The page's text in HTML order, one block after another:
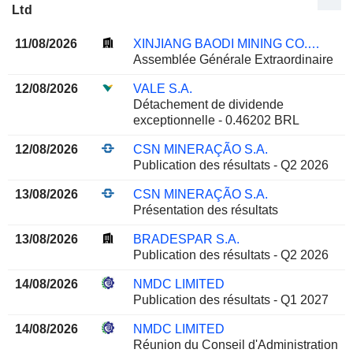
Ltd
11/08/2026
XINJIANG BAODI MINING CO., LTD.
Assemblée Générale Extraordinaire
12/08/2026
VALE S.A.
Détachement de dividende
exceptionnelle - 0.46202 BRL
12/08/2026
CSN MINERAÇÃO S.A.
Publication des résultats - Q2 2026
13/08/2026
CSN MINERAÇÃO S.A.
Présentation des résultats
13/08/2026
BRADESPAR S.A.
Publication des résultats - Q2 2026
14/08/2026
NMDC LIMITED
Publication des résultats - Q1 2027
14/08/2026
NMDC LIMITED
Réunion du Conseil d'Administration